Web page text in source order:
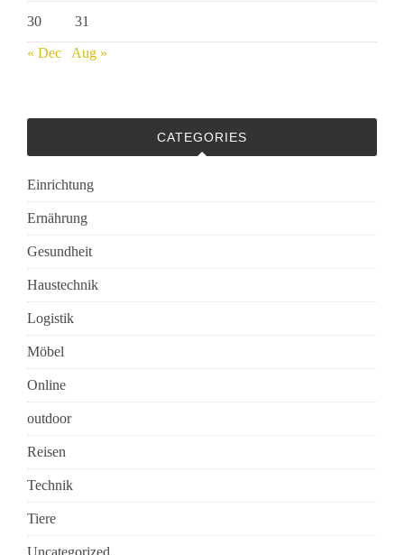
30 31
« Dec Aug »
CATEGORIES
Einrichtung
Ernährung
Gesundheit
Haustechnik
Logistik
Möbel
Online
outdoor
Reisen
Technik
Tiere